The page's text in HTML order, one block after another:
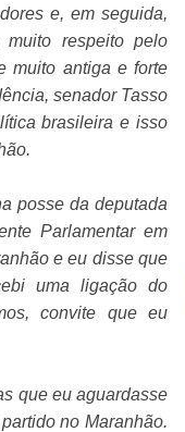
e, em seguida,
muito respeito pelo
muito antiga e forte
senador Tasso
brasileira e isso
posse da deputada
Parlamentar em
e eu disse que
uma ligação do
convite que eu
que eu aguardasse
no Maranhão.